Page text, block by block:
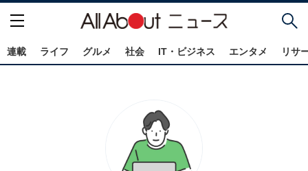
連載 ライフ グルメ 社会 IT・ビジネス エンタメ リサ